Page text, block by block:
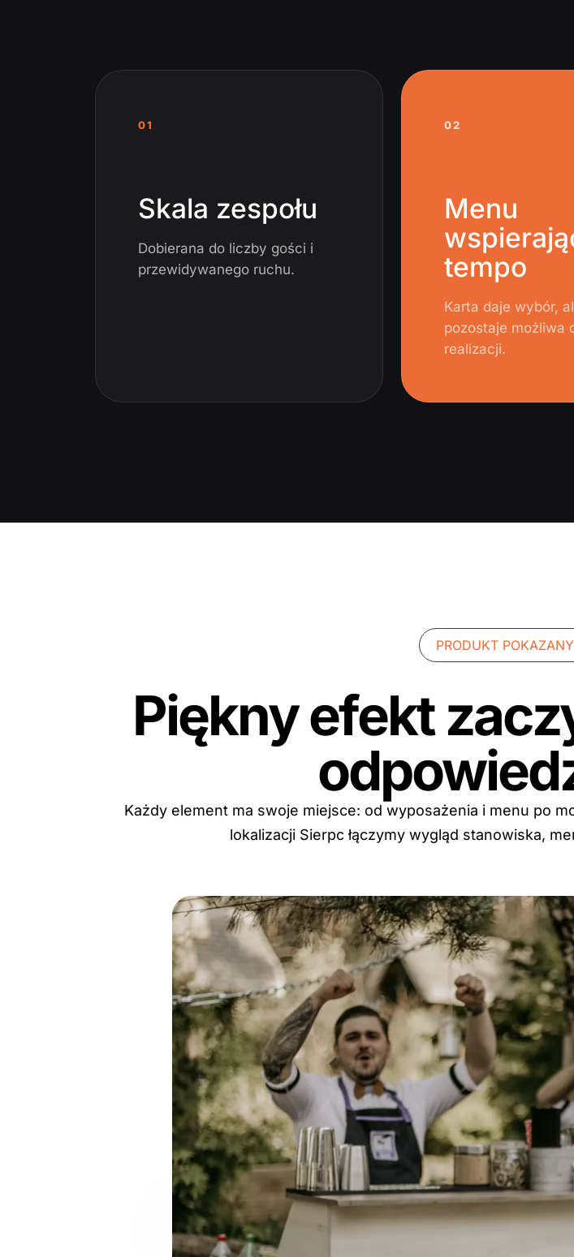
01
Skala zespołu
Dobierana do liczby gości i
przewidywanego ruchu.
02
Menu
tempo
Karta daje wybór,
pozostaje możliwa
realizacji.
PRODUKT
Piękny efekt
Każdy element ma swoje miejsce: od wyposażenia i menu po
lokalizacji Sierpc łączymy wygląd stanowiska,